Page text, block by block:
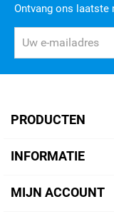
Ontvang ons laatste
PRODUCTEN
INFORMATIE
MIJN ACCOUNT